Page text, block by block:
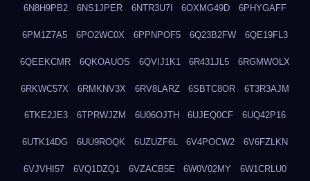
6N8H9PB2 6NS1JPER 6NTR3U7I 6OXMG49D 6PHYGAFF
6PM1Z7A5 6PO2WC0X 6PPNPOF5 6Q23B2FW 6QE19FL3
6QEEKCMR 6QKOAUOS 6QVIJ1K1 6R431JL5 6RGMWOLX
6RKWC57X 6RMKNV3X 6RV8LARZ 6SBTC8OR 6T3R3AJM
6TKE2JE3 6TPRWJZM 6U06OJTH 6UJEQ0CF 6UQ42P16
6UTK14DG 6UU9ROQK 6UZUZF6L 6V4POCW2 6V6FZLKN
6VJVHI57 6VQ1DZQ1 6VZACB5E 6W0V02MY 6W1CRLU0